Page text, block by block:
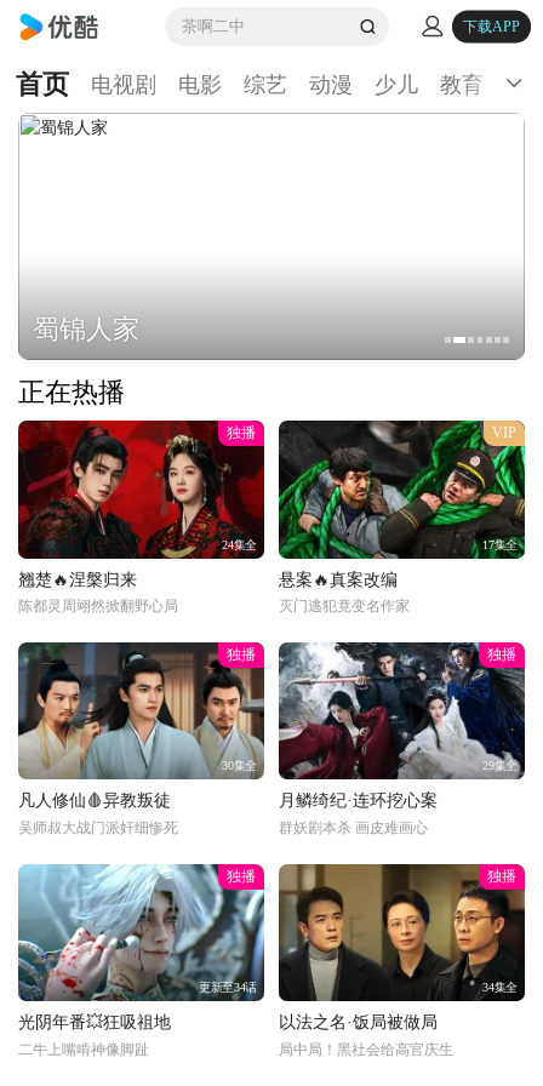
茶啊二中 下载APP
首页 电视剧 电影 综艺 动漫 少儿 教育 生
蜀锦人家
正在热播
独播
24集全
翘楚🔥涅槃归来
陈都灵周翊然掀翻野心局
VIP
17集全
悬案🔥真案改编
灭门逃犯竟变名作家
独播
30集全
凡人修仙🩸异教叛徒
吴师叔大战门派奸细惨死
独播
29集全
月鳞绮纪·连环挖心案
群妖剧本杀 画皮难画心
独播
更新至34话
光阴年番💥狂吸祖地
二牛上嘴啃神像脚趾
独播
34集全
以法之名·饭局被做局
局中局！黑社会给高官庆生